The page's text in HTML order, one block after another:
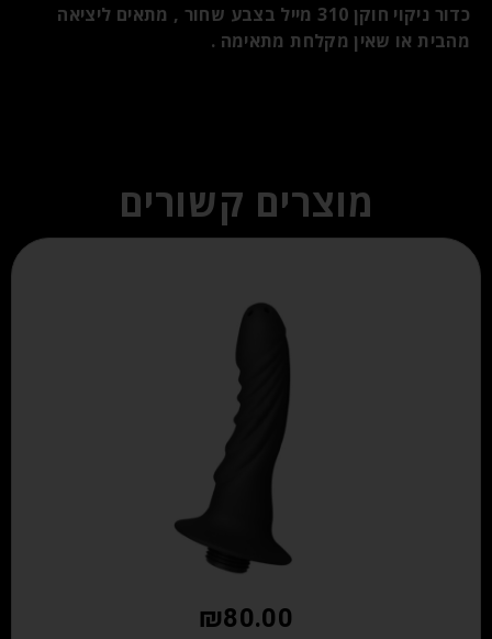
כדור ניקוי חוקן 310 מייל בצבע שחור , מתאים ליציאה
מהבית או שאין מקלחת מתאימה .
מוצרים קשורים
₪80.00